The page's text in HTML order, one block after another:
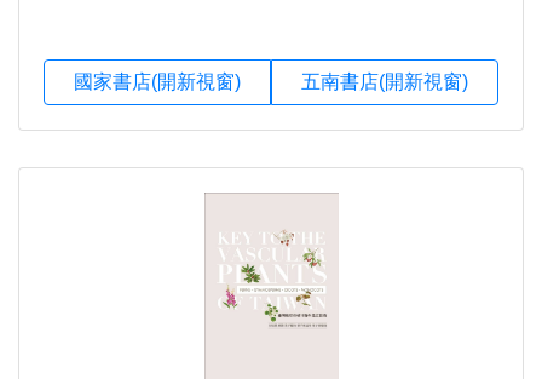
國家書店(開新視窗) 五南書店(開新視窗)